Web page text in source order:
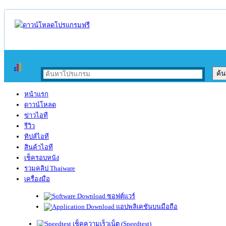
หน้าแรก
ดาวน์โหลด
ข่าวไอที
รีวิว
ทิปส์ไอที
สินค้าไอที
เช็ครอบหนัง
รวมคลิป Thaiware
เครื่องมือ
ซอฟต์แวร์
แอปพลิเคชันบนมือถือ
เช็คความเร็วเน็ต (Speedtest)